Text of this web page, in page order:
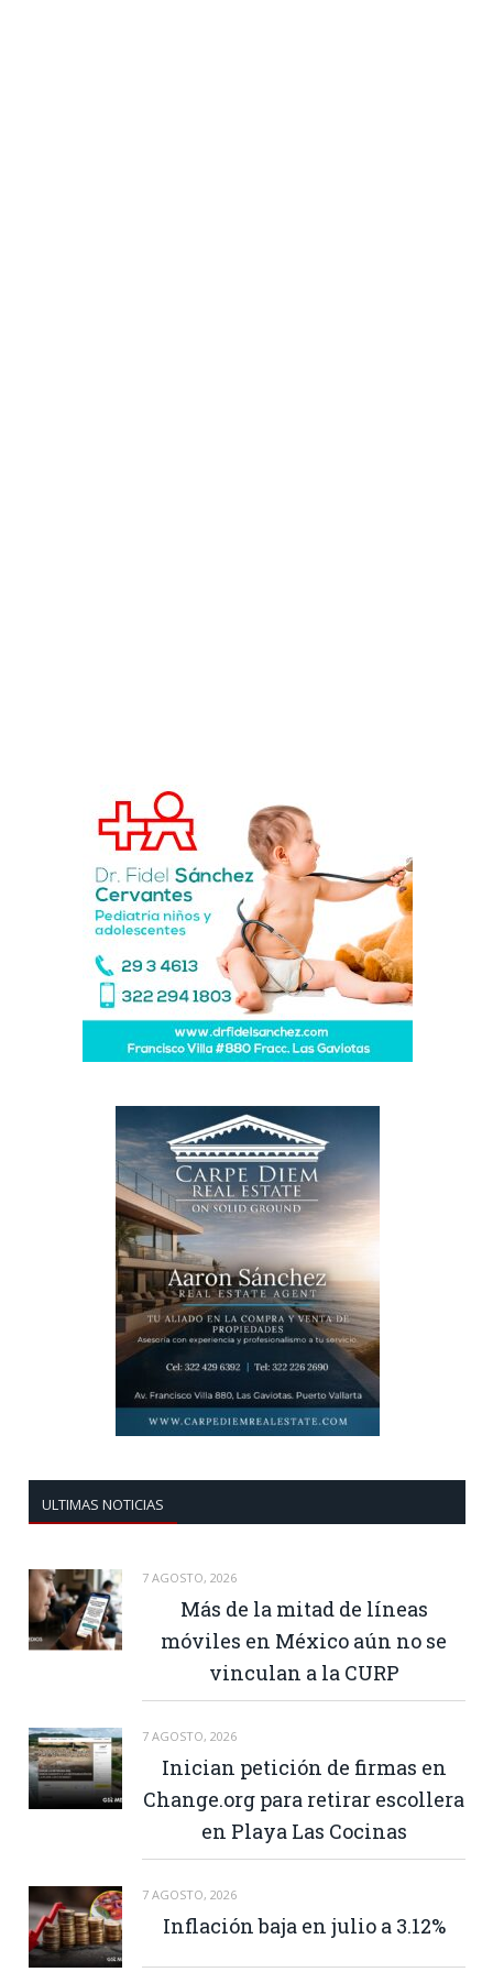
ULTIMAS NOTICIAS
7 AGOSTO, 2026
Más de la mitad de líneas
móviles en México aún no se
vinculan a la CURP
7 AGOSTO, 2026
Inician petición de firmas en
Change.org para retirar escollera
en Playa Las Cocinas
7 AGOSTO, 2026
Inflación baja en julio a 3.12%